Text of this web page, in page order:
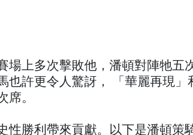
場上多次擊敗他，潘頓對陣牠五
也許更令人驚訝， 「華麗再現」
席。
性勝利帶來貢獻。以下是潘頓策